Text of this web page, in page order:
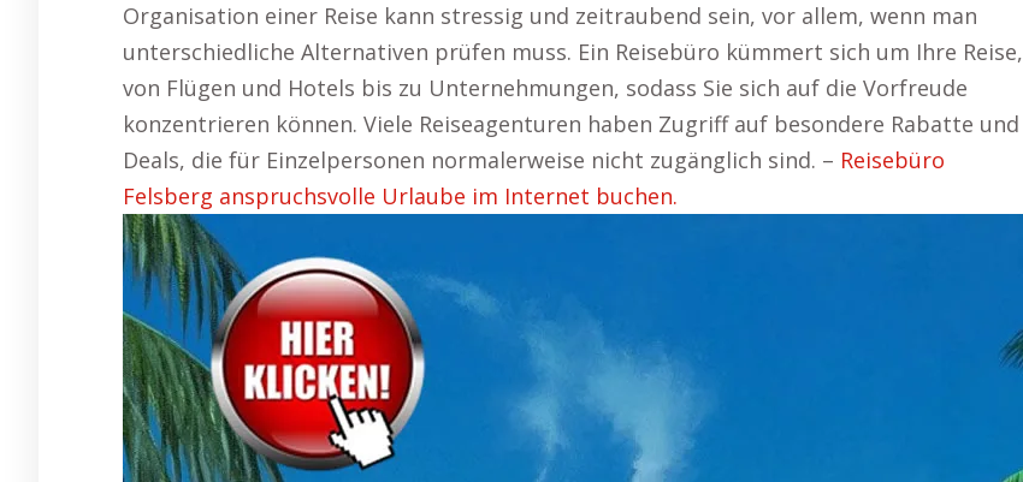
Organisation einer Reise kann stressig und zeitraubend sein, vor allem, wenn man
unterschiedliche Alternativen prüfen muss. Ein Reisebüro kümmert sich um Ihre Reise,
von Flügen und Hotels bis zu Unternehmungen, sodass Sie sich auf die Vorfreude
konzentrieren können. Viele Reiseagenturen haben Zugriff auf besondere Rabatte und
Deals, die für Einzelpersonen normalerweise nicht zugänglich sind. – Reisebüro
Felsberg anspruchsvolle Urlaube im Internet buchen.